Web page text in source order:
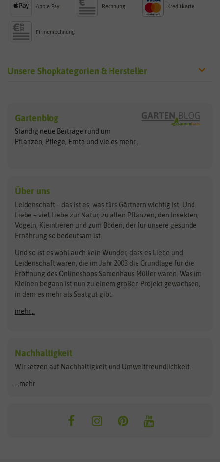
Apple Pay Rechnung Kreditkarte
Firmenrechnung
Unsere Shopkategorien & Hersteller
Exotische Samen
Gemüsesamen
Gründünger
Kräutersamen
Obstsamen
Pilzbrut
Rasensamen
Steckzwiebeln
Zimmer & Kübelpflanzen
Kataloge
Schnäppchen
Anzucht & Gartenzubehör
Anzuchtschalen
Heizmatte & Heizkabel
Kokos-Quelltabletten
Zimmergewächshaus
Arche Noah
ASB Greenworld
Benary
Bingenheimer Saatgut
Bionana
BIOWOL
Blumicorn
Bûten Birds
Carl Pabst
Clever Pots
COMPO
Dürr-Samen
Feldsaaten Freudenberger
Fertil
Flora Elite
Florissa
Flortis
Franchi Sementi
Hortitops
JUB Holland
Gartenblog
Ständig neue Beiträge rund um
Pflanzen, Pflege, Ernte und vieles mehr...
Über uns
Leidenschaft – das ist es, was fürs Gärtnern wichtig ist. Und
Liebe – viel Liebe zur Natur, zu allen Pflanzen, den Insekten,
Vögeln, Kleintieren und zum Boden, der für unsere gesunde
Ernährung so bedeutsam ist.
Und so ist es wohl auch kein Wunder, dass es Liebe und
Leidenschaft waren, die im Jahr 2003 die Grundlage für die
Eröffnung des Onlineshops Samenhaus Müller waren. Was im
Kleinen begann ist nun zu einem großen Projekt gewachsen,
in dem es mehr als Saatgut gibt.
mehr...
Nachhaltigkeit
Wir setzen auf Nachhaltigkeit und Umweltfreundlichkeit.
...mehr